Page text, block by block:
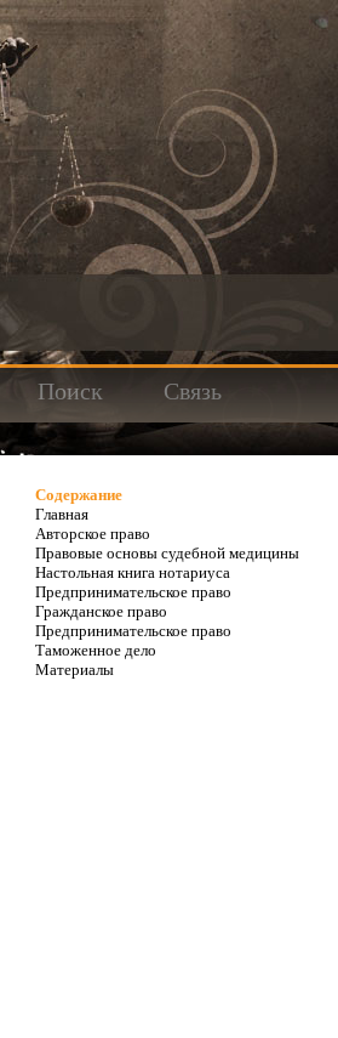
Поиск Связь
Содержание
Главная
Авторское право
Правовые основы судебной медицины
Настольная книга нотариуса
Предпринимательское право
Гражданское право
Предпринимательское право
Таможенное дело
Материалы